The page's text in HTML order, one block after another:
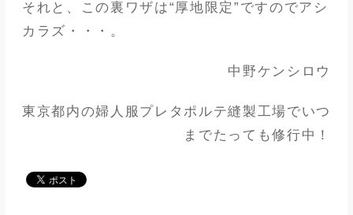
それと、この裏ワザは“厚地限定”ですのでアシ
カラズ・・・。
中野ケンシロウ
東京都内の婦人服プレタポルテ縫製工場でいつ
までたっても修行中！